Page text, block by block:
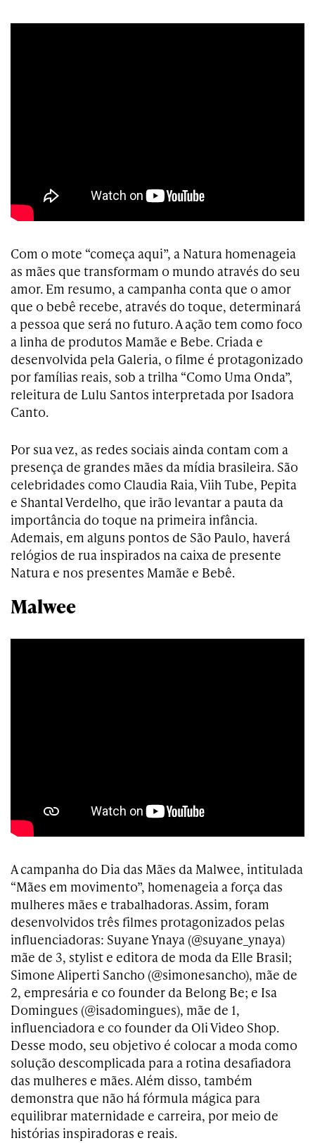
Com o mote “começa aqui”, a Natura homenageia
as mães que transformam o mundo através do seu
amor. Em resumo, a campanha conta que o amor
que o bebê recebe, através do toque, determinará
a pessoa que será no futuro. A ação tem como foco
a linha de produtos Mamãe e Bebe. Criada e
desenvolvida pela Galeria, o filme é protagonizado
por famílias reais, sob a trilha “Como Uma Onda”,
releitura de Lulu Santos interpretada por Isadora
Canto.
Por sua vez, as redes sociais ainda contam com a
presença de grandes mães da mídia brasileira. São
celebridades como Claudia Raia, Viih Tube, Pepita
e Shantal Verdelho, que irão levantar a pauta da
importância do toque na primeira infância.
Ademais, em alguns pontos de São Paulo, haverá
relógios de rua inspirados na caixa de presente
Natura e nos presentes Mamãe e Bebê.
Malwee
A campanha do Dia das Mães da Malwee, intitulada
“Mães em movimento”, homenageia a força das
mulheres mães e trabalhadoras. Assim, foram
desenvolvidos três filmes protagonizados pelas
influenciadoras: Suyane Ynaya (@suyane_ynaya)
mãe de 3, stylist e editora de moda da Elle Brasil;
Simone Aliperti Sancho (@simonesancho), mãe de
2, empresária e co founder da Belong Be; e Isa
Domingues (@isadomingues), mãe de 1,
influenciadora e co founder da Oli Video Shop.
Desse modo, seu objetivo é colocar a moda como
solução descomplicada para a rotina desafiadora
das mulheres e mães. Além disso, também
demonstra que não há fórmula mágica para
equilibrar maternidade e carreira, por meio de
histórias inspiradoras e reais.